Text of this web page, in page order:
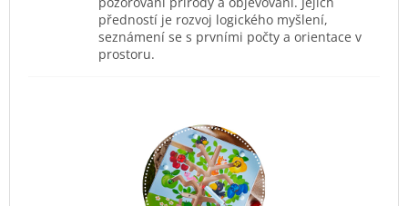
předností je rozvoj logického myšlení,
seznámení se s prvními počty a orientace v
prostoru.